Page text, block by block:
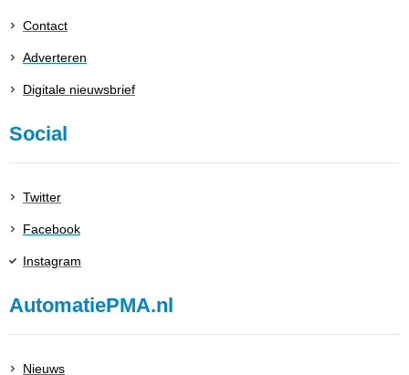
Contact
Adverteren
Digitale nieuwsbrief
Social
Twitter
Facebook
Instagram
AutomatiePMA.nl
Nieuws